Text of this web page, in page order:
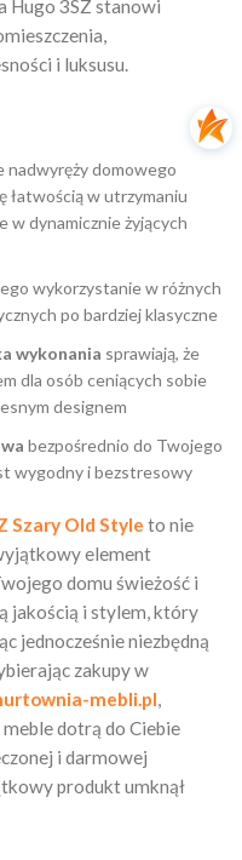
Hugo 3SZ stanowi
i luksusu.
nadwyręży domowego
łatwością w utrzymaniu
w dynamicznie żyjących
wykorzystanie w różnych
po bardziej klasyczne
wykonania sprawiają, że
dla osób ceniących sobie
designem
bezpośrednio do Twojego
wygodny i bezstresowy
Szary Old Style to nie
element
domu świeżość i
jakością i stylem, który
jednocześnie niezbędną
zakupy w
mebli.pl,
dotrą do Ciebie
i darmowej
produkt umknął